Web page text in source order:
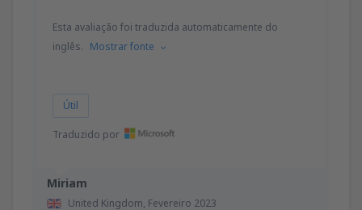
Miriam
United Kingdom, Fevereiro 2023
Esta avaliação foi traduzida automaticamente do
inglês. Mostrar fonte
Útil
Traduzido por